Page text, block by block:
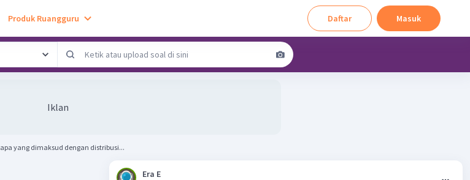
Produk Ruangguru Daftar Masuk
Iklan
apa yang dimaksud dengan distribusi...
Era E